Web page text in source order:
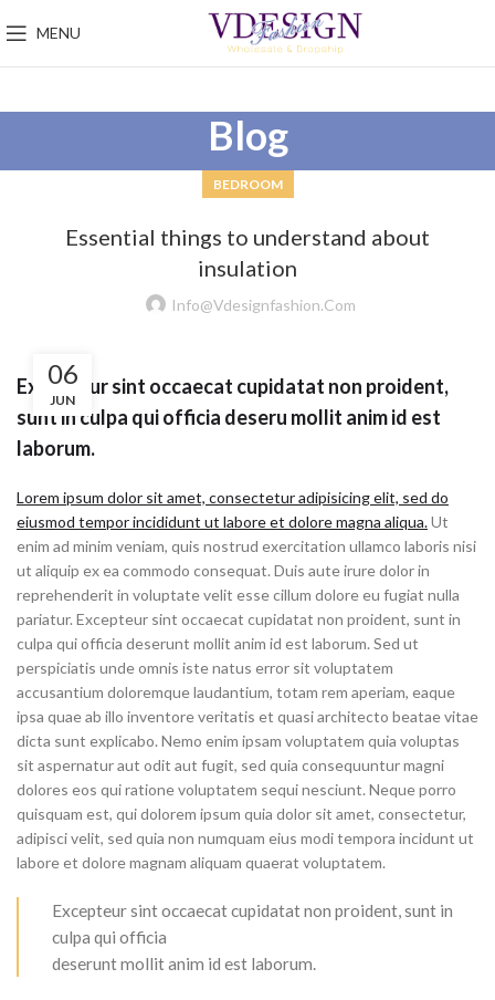
MENU
Blog
BEDROOM
Essential things to understand about
insulation
Info@vdesignfashion.com
06
JUN
Excepteur sint occaecat cupidatat non proident,
sunt in culpa qui officia deseru mollit anim id est
laborum.
Lorem ipsum dolor sit amet, consectetur adipisicing elit, sed do
eiusmod tempor incididunt ut labore et dolore magna aliqua.Ut
enim ad minim veniam, quis nostrud exercitation ullamco laboris nisi
ut aliquip ex ea commodo consequat. Duis aute irure dolor in
reprehenderit in voluptate velit esse cillum dolore eu fugiat nulla
pariatur. Excepteur sint occaecat cupidatat non proident, sunt in
culpa qui officia deserunt mollit anim id est laborum. Sed ut
perspiciatis unde omnis iste natus error sit voluptatem
accusantium doloremque laudantium, totam rem aperiam, eaque
ipsa quae ab illo inventore veritatis et quasi architecto beatae vitae
dicta sunt explicabo. Nemo enim ipsam voluptatem quia voluptas
sit aspernatur aut odit aut fugit, sed quia consequuntur magni
dolores eos qui ratione voluptatem sequi nesciunt. Neque porro
quisquam est, qui dolorem ipsum quia dolor sit amet, consectetur,
adipisci velit, sed quia non numquam eius modi tempora incidunt ut
labore et dolore magnam aliquam quaerat voluptatem.
Excepteur sint occaecat cupidatat non proident, sunt in
culpa qui officia
deserunt mollit anim id est laborum.